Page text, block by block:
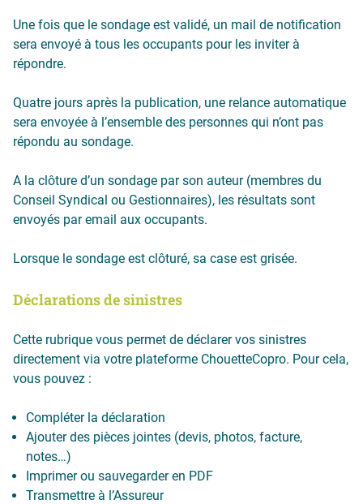
Une fois que le sondage est validé, un mail de notification
sera envoyé à tous les occupants pour les inviter à
répondre.
Quatre jours après la publication, une relance automatique
sera envoyée à l’ensemble des personnes qui n’ont pas
répondu au sondage.
A la clôture d’un sondage par son auteur (membres du
Conseil Syndical ou Gestionnaires), les résultats sont
envoyés par email aux occupants.
Lorsque le sondage est clôturé, sa case est grisée.
Déclarations de sinistres
Cette rubrique vous permet de déclarer vos sinistres
directement via votre plateforme ChouetteCopro. Pour cela,
vous pouvez :
Compléter la déclaration
Ajouter des pièces jointes (devis, photos, facture,
notes…)
Imprimer ou sauvegarder en PDF
Transmettre à l’Assureur